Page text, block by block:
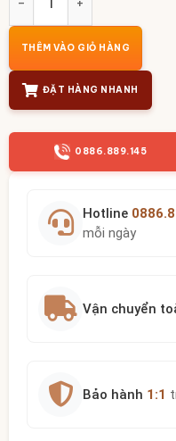
THÊM VÀO GIỎ HÀNG
ĐẶT HÀNG NHANH
0886.889.145
Hotline
mỗi ngày
Vận chuyển
Bảo hành 1:1